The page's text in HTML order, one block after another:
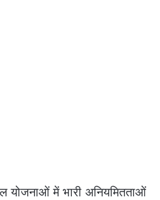
योजनाओं में भारी अनियमितताओं